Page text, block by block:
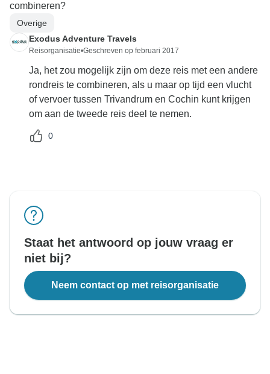
combineren?
Overige
Exodus Adventure Travels
Reisorganisatie•Geschreven op februari 2017
Ja, het zou mogelijk zijn om deze reis met een andere
rondreis te combineren, als u maar op tijd een vlucht
of vervoer tussen Trivandrum en Cochin kunt krijgen
om aan de tweede reis deel te nemen.
0
Staat het antwoord op jouw vraag er
niet bij?
Neem contact op met reisorganisatie